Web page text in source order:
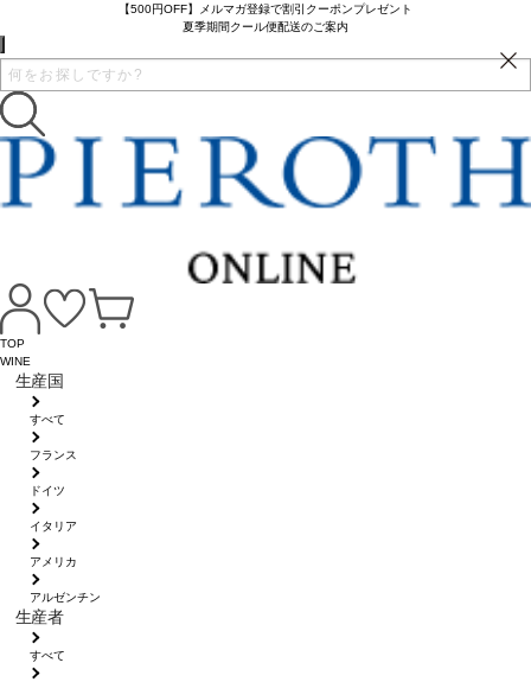
【500円OFF】メルマガ登録で割引クーポンプレゼント
夏季期間クール便配送のご案内
TOP
WINE
生産国
すべて
フランス
ドイツ
イタリア
アメリカ
アルゼンチン
生産者
すべて